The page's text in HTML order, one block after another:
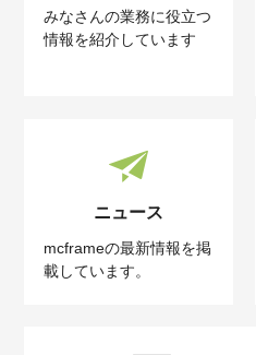
みなさんの業務に役立つ
情報を紹介しています
ニュース
mcframeの最新情報を掲
載しています。